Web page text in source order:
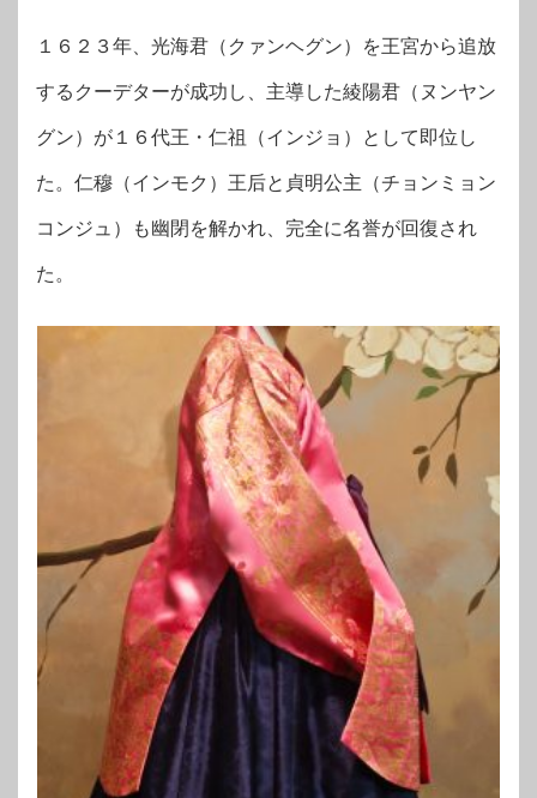
１６２３年、光海君（クァンヘグン）を王宮から追放
するクーデターが成功し、主導した綾陽君（ヌンヤン
グン）が１６代王・仁祖（インジョ）として即位し
た。仁穆（インモク）王后と貞明公主（チョンミョン
コンジュ）も幽閉を解かれ、完全に名誉が回復され
た。